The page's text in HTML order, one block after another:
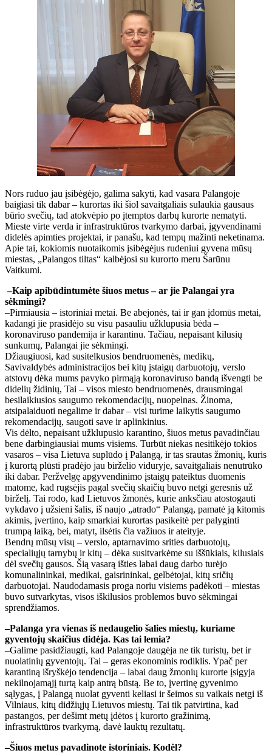
Nors ruduo jau įsibėgėjo, galima sakyti, kad vasara Palangoje
baigiasi tik dabar – kurortas iki šiol savaitgaliais sulaukia gausaus
būrio svečių, tad atokvėpio po įtemptos darbų kurorte nematyti.
Mieste virte verda ir infrastruktūros tvarkymo darbai, įgyvendinami
didelės apimties projektai, ir panašu, kad tempų mažinti neketinama.
Apie tai, kokiomis nuotaikomis įsibėgėjus rudeniui gyvena mūsų
miestas, „Palangos tiltas“ kalbėjosi su kurorto meru Šarūnu
Vaitkumi.
–Kaip apibūdintumėte šiuos metus – ar jie Palangai yra
sėkmingi?
–Pirmiausia – istoriniai metai. Be abejonės, tai ir gan įdomūs metai,
kadangi jie prasidėjo su visu pasauliu užklupusia bėda –
koronaviruso pandemija ir karantinu. Tačiau, nepaisant kilusių
sunkumų, Palangai jie sėkmingi.
Džiaugiuosi, kad susitelkusios bendruomenės, medikų,
Savivaldybės administracijos bei kitų įstaigų darbuotojų, verslo
atstovų dėka mums pavyko pirmąją koronaviruso bandą išvengti be
didelių židinių, Tai – visos miesto bendruomenės, drausmingai
besilaikiusios saugumo rekomendacijų, nuopelnas. Žinoma,
atsipalaiduoti negalime ir dabar – visi turime laikytis saugumo
rekomendacijų, saugoti save ir aplinkinius.
Vis dėlto, nepaisant užklupusio karantino, šiuos metus pavadinčiau
bene darbingiausiai mums visiems. Turbūt niekas nesitikėjo tokios
vasaros – visa Lietuva suplūdo į Palangą, ir tas srautas žmonių, kuris
į kurortą plūsti pradėjo jau birželio viduryje, savaitgaliais nenutrūko
iki dabar. Peržvelgę apgyvendinimo įstaigų pateiktus duomenis
matome, kad rugsėjis pagal svečių skaičių buvo netgi geresnis už
birželį. Tai rodo, kad Lietuvos žmonės, kurie anksčiau atostogauti
vykdavo į užsieni šalis, iš naujo „atrado“ Palangą, pamatė ją kitomis
akimis, įvertino, kaip smarkiai kurortas pasikeitė per palyginti
trumpą laiką, bei, matyt, ilsėtis čia važiuos ir ateityje.
Bendrų mūsų visų – verslo, aptarnavimo srities darbuotojų,
specialiųjų tarnybų ir kitų – dėka susitvarkėme su iššūkiais, kilusiais
dėl svečių gausos. Šią vasarą išties labai daug darbo turėjo
komunalininkai, medikai, gaisrininkai, gelbėtojai, kitų sričių
darbuotojai. Naudodamasis proga noriu visiems padėkoti – miestas
buvo sutvarkytas, visos iškilusios problemos buvo sėkmingai
sprendžiamos.
–Palanga yra vienas iš nedaugelio šalies miestų, kuriame
gyventojų skaičius didėja. Kas tai lemia?
–Galime pasidžiaugti, kad Palangoje daugėja ne tik turistų, bet ir
nuolatinių gyventojų. Tai – geras ekonominis rodiklis. Ypač per
karantiną išryškėjo tendencija – labai daug žmonių kurorte įsigyja
nekilnojamąjį turtą kaip antrą būstą. Be to, įvertinę gyvenimo
sąlygas, į Palangą nuolat gyventi keliasi ir šeimos su vaikais netgi iš
Vilniaus, kitų didžiųjų Lietuvos miestų. Tai tik patvirtina, kad
pastangos, per dešimt metų įdėtos į kurorto gražinimą,
infrastruktūros tvarkymą, davė lauktų rezultatų.
–Šiuos metus pavadinote istoriniais. Kodėl?